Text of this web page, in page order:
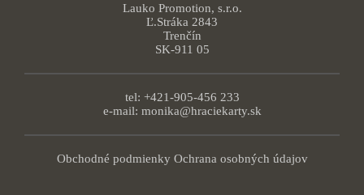
Lauko Promotion, s.r.o.
Ľ.Stráka 2843
Trenčín
SK-911 05
tel: +421-905-456 233
e-mail: monika@hraciekarty.sk
Obchodné podmienky Ochrana osobných údajov